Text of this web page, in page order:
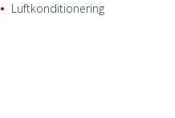
Luftkonditionering